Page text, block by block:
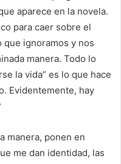
aparece en la novela.
para caer sobre el
ignoramos y nos
manera. Todo lo
la vida” es lo que hace
Evidentemente, hay
manera, ponen en
me dan identidad, las